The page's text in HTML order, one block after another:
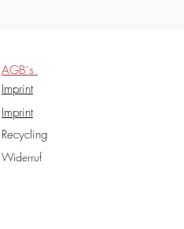
AGB´s
Imprint
Imprint
Recycling
Widerruf